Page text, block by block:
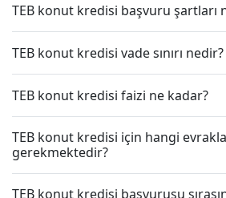
TEB konut kredisi başvuru şartları
TEB konut kredisi vade sınırı nedir?
TEB konut kredisi faizi ne kadar?
TEB konut kredisi için hangi
gerekmektedir?
TEB konut kredisi başvurusu